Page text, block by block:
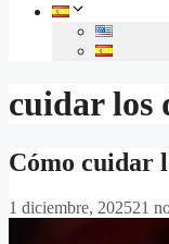
cuidar los
Cómo cuidar
1 diciembre, 202521